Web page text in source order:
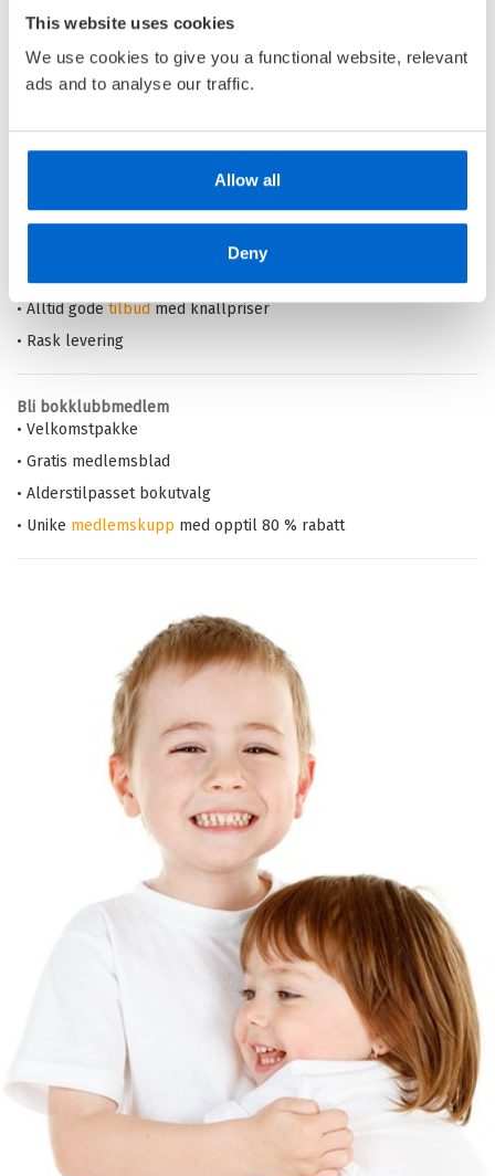
This website uses cookies
We use cookies to give you a functional website, relevant
ads and to analyse our traffic.
Allow all
Deny
Pris 449,–
Barnas Egen Bokverden – 100% leselyst!
Din barnebokhandel på nett
• Alltid lave priser og maks rabatt
• Alltid gode tilbud med knallpriser
• Rask levering
Bli bokklubbmedlem
• Velkomstpakke
• Gratis medlemsblad
• Alderstilpasset bokutvalg
• Unike medlemskupp med opptil 80 % rabatt